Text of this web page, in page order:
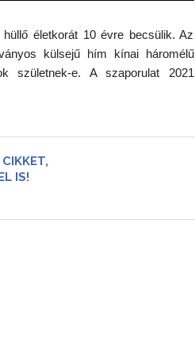
életkorát 10 évre becsülik. Az
külsejű hím kínai háromélű
születnek-e. A szaporulat 2021
IS!